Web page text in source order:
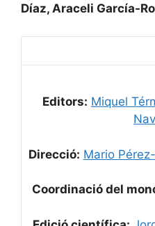
Díaz, Araceli García-
Editors: Miquel
Direcció: Mario
Coordinació del